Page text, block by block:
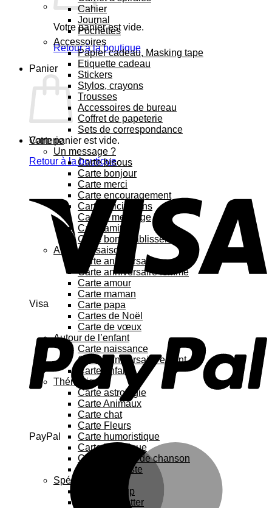
Votre panier est vide.
Retour à la boutique
Panier
Votre panier est vide.
Retour à la boutique
Visa
PayPal
Cahier
Journal
Pochettes
Accessoires
Papier cadeau, Masking tape
Etiquette cadeau
Stickers
Stylos, crayons
Trousses
Accessoires de bureau
Coffret de papeterie
Sets de correspondance
Carterie
Un message ?
Carte bisous
Carte bonjour
Carte merci
Carte encouragement
Carte félicitations
Carte à message
Carte amitié
Carte bon rétablissement
Au fil des saisons
Carte anniversaire
Carte anniversaire femme
Carte amour
Carte maman
Carte papa
Cartes de Noël
Carte de vœux
Autour de l’enfant
Carte naissance
Carte anniversaire enfant
Carte enfant
Thématique
Carte astrologie
Carte Animaux
Carte chat
Carte Fleurs
Carte humoristique
Carte botanique
Carte Paroles de chanson
Carte féministe
Spécial
Carte Pop up
Cartes à gratter